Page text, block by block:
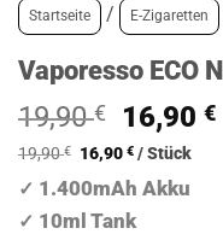
Startseite / E-Zigaretten
Vaporesso ECO
19,90€
Preis
war:
19,90 €
16,90€
19,90€
Ursprünglicher
war:
16,90€Aktueller
ist:
/Stück
✓ 1.400mAh Akku
✓ 10ml Tank